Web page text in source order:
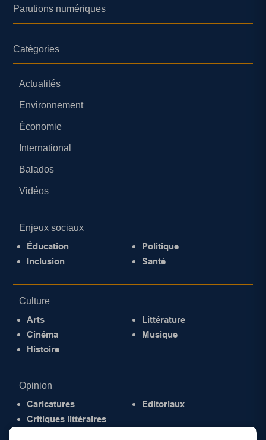
Parutions numériques
Catégories
Actualités
Environnement
Économie
International
Balados
Vidéos
Enjeux sociaux
Éducation
Inclusion
Politique
Santé
Culture
Arts
Cinéma
Histoire
Littérature
Musique
Opinion
Caricatures
Critiques littéraires
Éditoriaux